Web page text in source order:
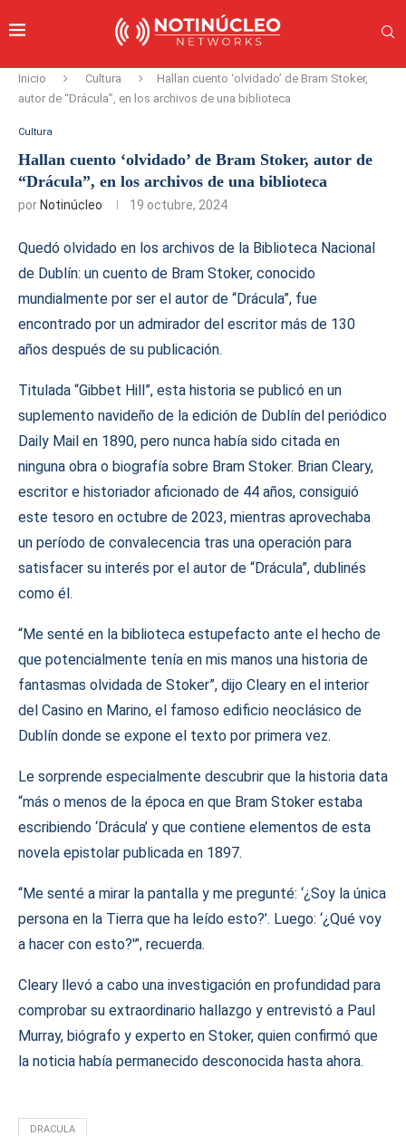
Inicio Cultura
Hallan cuento ‘olvidado’ de Bram Stoker,
autor de “Drácula”, en los archivos de una biblioteca
Cultura
Hallan cuento ‘olvidado’ de Bram Stoker, autor de
“Drácula”, en los archivos de una biblioteca
por Notinúcleo 19 octubre, 2024
Quedó olvidado en los archivos de la Biblioteca Nacional
de Dublín: un cuento de Bram Stoker, conocido
mundialmente por ser el autor de “Drácula”, fue
encontrado por un admirador del escritor más de 130
años después de su publicación.
Titulada “Gibbet Hill”, esta historia se publicó en un
suplemento navideño de la edición de Dublín del periódico
Daily Mail en 1890, pero nunca había sido citada en
ninguna obra o biografía sobre Bram Stoker. Brian Cleary,
escritor e historiador aficionado de 44 años, consiguió
este tesoro en octubre de 2023, mientras aprovechaba
un período de convalecencia tras una operación para
satisfacer su interés por el autor de “Drácula”, dublinés
como él.
“Me senté en la biblioteca estupefacto ante el hecho de
que potencialmente tenía en mis manos una historia de
fantasmas olvidada de Stoker”, dijo Cleary en el interior
del Casino en Marino, el famoso edificio neoclásico de
Dublín donde se expone el texto por primera vez.
Le sorprende especialmente descubrir que la historia data
“más o menos de la época en que Bram Stoker estaba
escribiendo ‘Drácula’ y que contiene elementos de esta
novela epistolar publicada en 1897.
“Me senté a mirar la pantalla y me pregunté: ‘¿Soy la única
persona en la Tierra que ha leído esto?’. Luego: ‘¿Qué voy
a hacer con esto?'”, recuerda.
Cleary llevó a cabo una investigación en profundidad para
comprobar su extraordinario hallazgo y entrevistó a Paul
Murray, biógrafo y experto en Stoker, quien confirmó que
la noticia había permanecido desconocida hasta ahora.
DRACULA